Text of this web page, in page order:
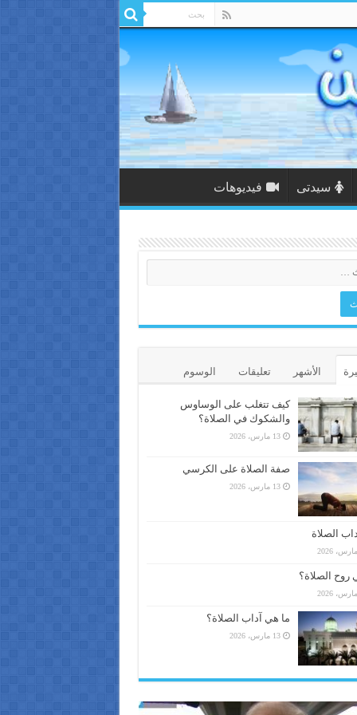
سيدتى فيديوهات
الأشهر تعليقات الوسوم
كيف تتغلب على الوساوس
والشكوك في الصلاة؟
13 مارس، 2026
صفة الصلاة على الكرسي
13 مارس، 2026
الصلاة
روح الصلاة؟
ما هي آداب الصلاة؟
13 مارس، 2026